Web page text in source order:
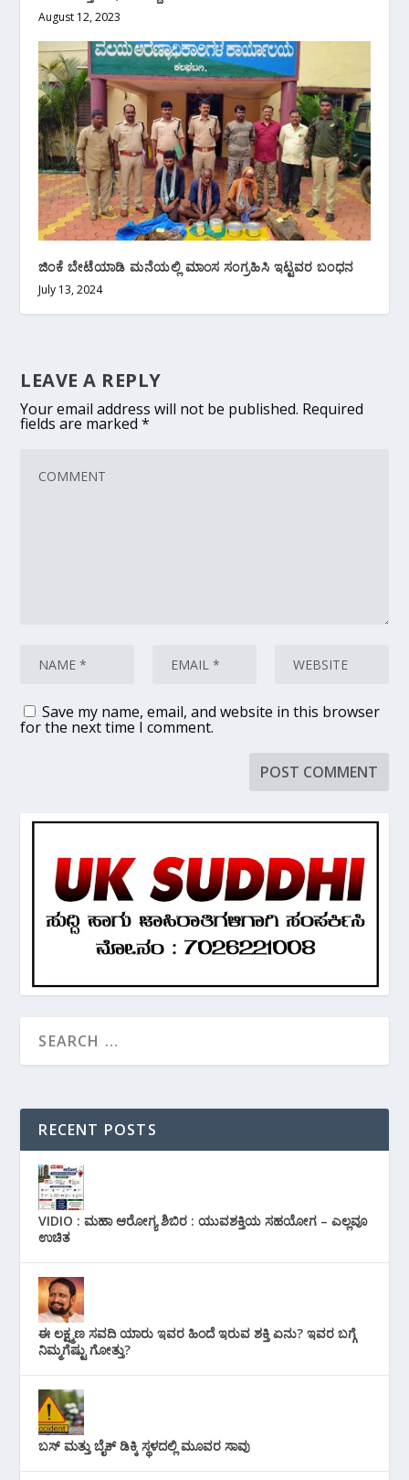
August 12, 2023
ಜಿಂಕೆ ಬೇಟೆಯಾಡಿ ಮನೆಯಲ್ಲಿ ಮಾಂಸ ಸಂಗ್ರಹಿಸಿ ಇಟ್ಟವರ ಬಂಧನ
July 13, 2024
LEAVE A REPLY
Your email address will not be published. Required
fields are marked*
Save my name, email, and website in this browser
for the next time I comment.
RECENT POSTS
VIDIO : ಮಹಾ ಆರೋಗ್ಯ ಶಿಬಿರ : ಯುವಶಕ್ತಿಯ ಸಹಯೋಗ – ಎಲ್ಲವೂ
ಉಚಿತ
ಈ ಲಕ್ಷ್ಮಣ ಸವದಿ ಯಾರು ಇವರ ಹಿಂದೆ ಇರುವ ಶಕ್ತಿ ಏನು? ಇವರ ಬಗ್ಗೆ
ನಿಮ್ಮಗೆಷ್ಟು ಗೋತ್ತು?
ಬಸ್ ಮತ್ತು ಬೈಕ್ ಡಿಕ್ಕಿ ಸ್ಥಳದಲ್ಲಿ ಮೂವರ ಸಾವು